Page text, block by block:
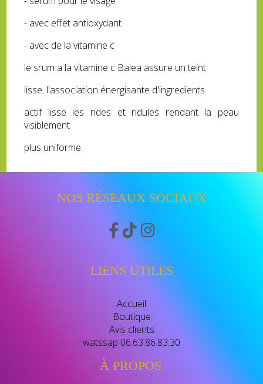
- avec effet antioxydant
- avec de la vitamine c
le srum a la vitamine c Balea assure un teint
lisse. l'association énergisante d'ingredients
actif lisse les rides et ridules rendant la peau
visiblement
plus uniforme.
NOS RÉSEAUX SOCIAUX
  
LIENS UTILES
Accueil
Boutique
Avis clients
watssap 06.63.86.83.30
À PROPOS